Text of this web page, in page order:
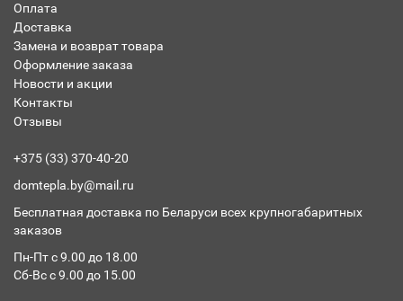
Оплата
Доставка
Замена и возврат товара
Оформление заказа
Новости и акции
Контакты
Отзывы
+375 (33) 370-40-20
domtepla.by@mail.ru
Бесплатная доставка по Беларуси всех крупногабаритных
заказов
Пн-Пт с 9.00 до 18.00
Сб-Вс с 9.00 до 15.00